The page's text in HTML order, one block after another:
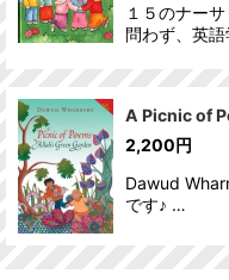
１５のナー
問わず、英
A Picnic of
2,200円
Dawud
です♪ …